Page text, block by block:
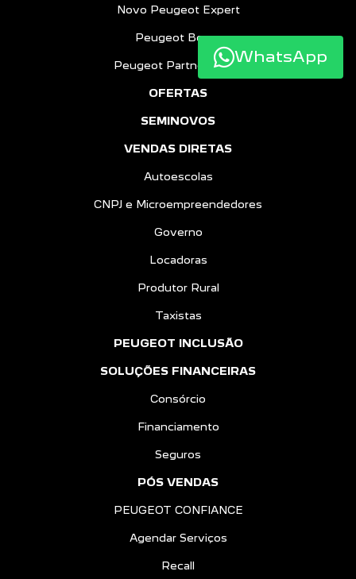
Novo Peugeot Expert
Peugeot Boxer
Peugeot Partner Rapid
OFERTAS
SEMINOVOS
VENDAS DIRETAS
Autoescolas
CNPJ e Microempreendedores
Governo
Locadoras
Produtor Rural
Taxistas
PEUGEOT INCLUSÃO
SOLUÇÕES FINANCEIRAS
Consórcio
Financiamento
Seguros
PÓS VENDAS
PEUGEOT CONFIANCE
Agendar Serviços
Recall
WhatsApp